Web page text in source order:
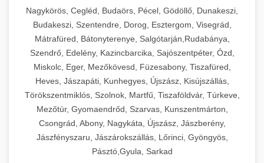
chef-iparikonyhagepek.hu
élelmiszer-előkészítéshez. Különböző reszelési
méretek különböző alkalmazásokhoz.
chef-iparikonyhagepek.hu
kereskedelmi sajtreszelő
🍳 28. Nagykonyhai
Berendezések
+
Teljes körű nagykonyhai berendezések és
professzionális vendéglátóipari kellékek.
Minden, ami szükséges éttermi és catering
műveletekhez.
chef-iparikonyhagepek.hu
kereskedelmi konyhai megoldások
Nagykörös, Cegléd, Budaörs, Pécel, Gödöllő, Dunakeszi,
Budakeszi, Szentendre, Dorog, Esztergom, Visegrád,
Mátrafüred, Bátonyterenye, Salgótarján,Rudabánya,
Szendrő, Edelény, Kazincbarcika, Sajószentpéter, Ózd,
Miskolc, Eger, Mezőkövesd, Füzesabony, Tiszafüred,
Heves, Jászapáti, Kunhegyes, Újszász, Kisújszállás,
Törökszentmiklós, Szolnok, Martfű, Tiszaföldvár, Túrkeve,
Mezőtúr, Gyomaendrőd, Szarvas, Kunszentmárton,
Csongrád, Abony, Nagykáta, Újszász, Jászberény,
Jászfényszaru, Jászárokszállás, Lőrinci, Gyöngyös,
Pásztó,Gyula, Sarkad